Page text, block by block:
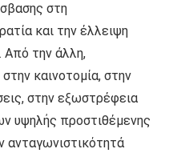
στη
και την έλλειψη
Από την άλλη,
καινοτομία, στην
στην εξωστρέφεια
υψηλής προστιθέμενης
ανταγωνιστικότητά